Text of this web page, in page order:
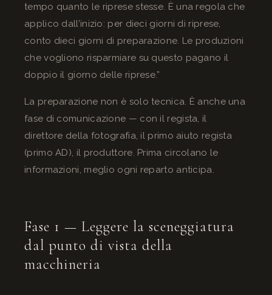
tempo quanto le riprese stesse. È una regola che
applico dall’inizio: per dieci giorni di riprese,
conto dieci giorni di preparazione. Le produzioni
che vogliono risparmiare su questo pagano il
doppio il giorno delle riprese.”
La preparazione non è solo tecnica. È anche una
fase di comunicazione — con il regista, il
direttore della fotografia, il primo aiuto regista
(primo AD), il produttore. Prima circolano le
informazioni, meglio ogni reparto anticipa.
Fase 1 — Leggere la sceneggiatura
dal punto di vista della
macchineria